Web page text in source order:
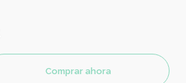
Comprar ahora